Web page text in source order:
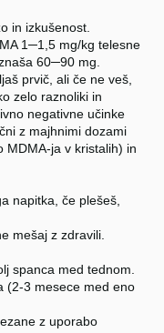
in izkušenost.
1─1,5 mg/kg telesne
60─90 mg.
prvič, ali če ne veš,
zelo raznoliki in
negativne učinke
z majhnimi dozami
MDMA-ja v kristalih) in
napitka, če plešeš,
mešaj z zdravili.
spanca med tednom.
(2-3 mesece med eno
z uporabo